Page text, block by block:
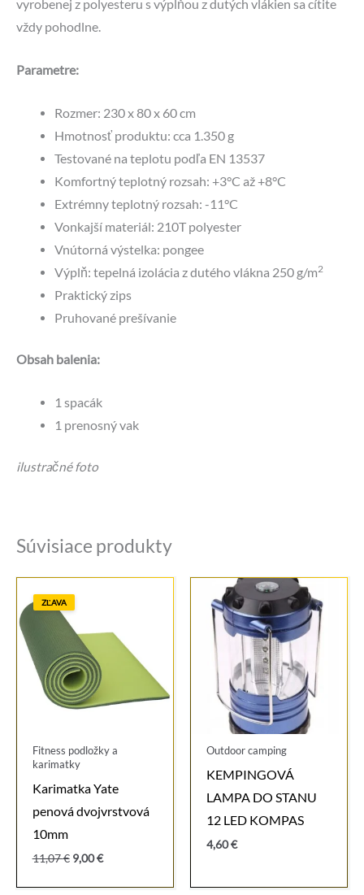
vyrobenej z polyesteru s výplňou z dutých vlákien sa cítite
vždy pohodlne.
Parametre:
Rozmer: 230 x 80 x 60 cm
Hmotnosť produktu: cca 1.350 g
Testované na teplotu podľa EN 13537
Komfortný teplotný rozsah: +3°C až +8°C
Extrémny teplotný rozsah: -11°C
Vonkajší materiál: 210T polyester
Vnútorná výstelka: pongee
Výplň: tepelná izolácia z dutého vlákna 250 g/m2
Praktický zips
Pruhované prešívanie
Obsah balenia:
1 spacák
1 prenosný vak
ilustračné foto
Súvisiace produkty
ZĽAVA
Fitness podložky a
karimatky
Karimatka Yate
penová dvojvrstvová
10mm
11,07€ Pôvodná
bola:
9,00€Aktuálna
je:
Outdoor camping
KEMPINGOVÁ
LAMPA DO STANU
12 LED KOMPAS
4,60€